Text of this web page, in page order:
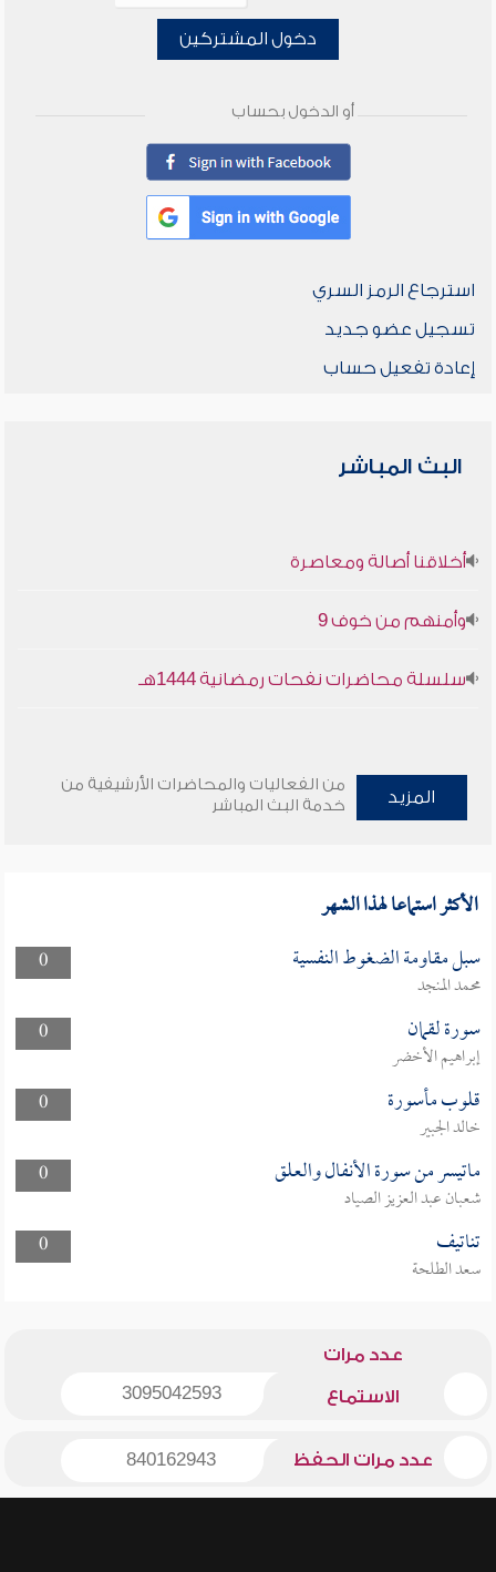
دخول المشتركين
أو الدخول بحساب
استرجاع الرمز السري
تسجيل عضو جديد
إعادة تفعيل حساب
البث المباشر
أخلاقنا أصالة ومعاصرة
وأمنهم من خوف 9
سلسلة محاضرات نفحات رمضانية 1444هـ
المزيد
من الفعاليات والمحاضرات الأرشيفية من
خدمة البث المباشر
الأكثر استماعا لهذا الشهر
0 سبل مقاومة الضغوط النفسية
محمد المنجد
0
سورة لقمان
إبراهيم الأخضر
0
قلوب مأسورة
خالد الجبير
0
ماتيسر من سورة الأنفال والعلق
شعبان عبد العزيز الصياد
0
تناتيف
سعد الطلحة
عدد مرات
الاستماع 3095042593
عدد مرات الحفظ 840162943